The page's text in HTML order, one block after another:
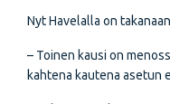
Nyt Havelalla on
– Toinen kausi on
kahtena kautena asetun